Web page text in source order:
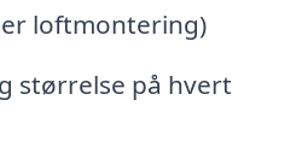
loftmontering)
størrelse på hvert